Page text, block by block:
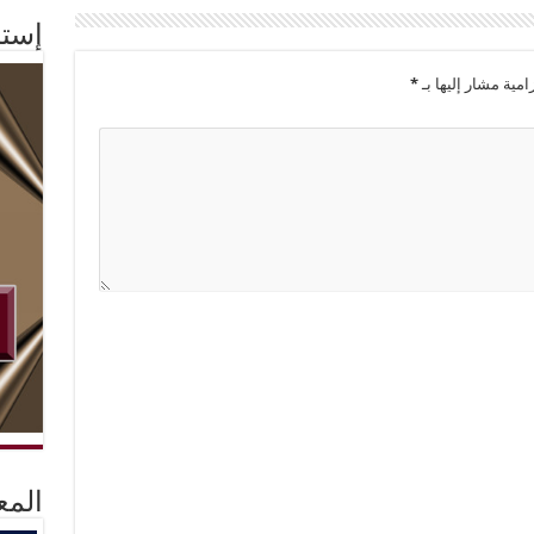
مشار إليها بـ*